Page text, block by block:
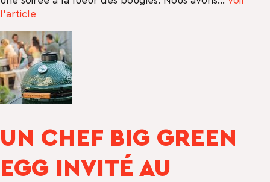
l'article
UN CHEF BIG GREEN
EGG INVITÉ AU